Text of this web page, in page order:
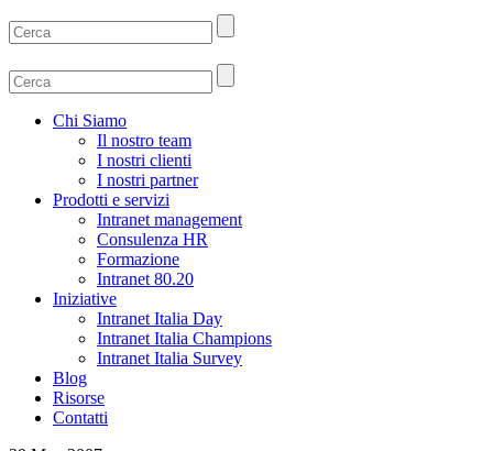
Chi Siamo
Il nostro team
I nostri clienti
I nostri partner
Prodotti e servizi
Intranet management
Consulenza HR
Formazione
Intranet 80.20
Iniziative
Intranet Italia Day
Intranet Italia Champions
Intranet Italia Survey
Blog
Risorse
Contatti